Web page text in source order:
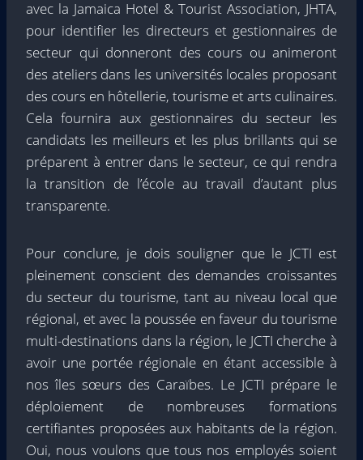
avec la Jamaica Hotel & Tourist Association, JHTA,
pour identifier les directeurs et gestionnaires de
secteur qui donneront des cours ou animeront
des ateliers dans les universités locales proposant
des cours en hôtellerie, tourisme et arts culinaires.
Cela fournira aux gestionnaires du secteur les
candidats les meilleurs et les plus brillants qui se
préparent à entrer dans le secteur, ce qui rendra
la transition de l’école au travail d’autant plus
transparente.
Pour conclure, je dois souligner que le JCTI est
pleinement conscient des demandes croissantes
du secteur du tourisme, tant au niveau local que
régional, et avec la poussée en faveur du tourisme
multi-destinations dans la région, le JCTI cherche à
avoir une portée régionale en étant accessible à
nos îles sœurs des Caraïbes. Le JCTI prépare le
déploiement de nombreuses formations
certifiantes proposées aux habitants de la région.
Oui, nous voulons que tous nos employés soient